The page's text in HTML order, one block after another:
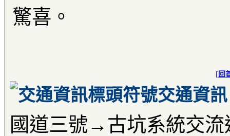
驚喜。
[ 回
交通資訊
國道三號→古坑系統交